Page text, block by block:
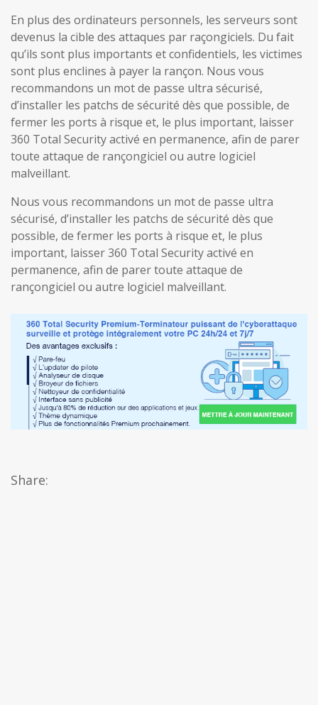
En plus des ordinateurs personnels, les serveurs sont
devenus la cible des attaques par raçongiciels. Du fait
qu’ils sont plus importants et confidentiels, les victimes
sont plus enclines à payer la rançon. Nous vous
recommandons un mot de passe ultra sécurisé,
d’installer les patchs de sécurité dès que possible, de
fermer les ports à risque et, le plus important, laisser
360 Total Security activé en permanence, afin de parer
toute attaque de rançongiciel ou autre logiciel
malveillant.
Nous vous recommandons un mot de passe ultra
sécurisé, d’installer les patchs de sécurité dès que
possible, de fermer les ports à risque et, le plus
important, laisser 360 Total Security activé en
permanence, afin de parer toute attaque de
rançongiciel ou autre logiciel malveillant.
Share: